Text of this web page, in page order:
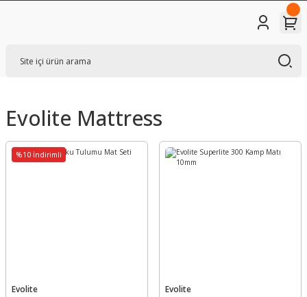
Evolite Mattress
%10 İndirimli
Evolite Evolite